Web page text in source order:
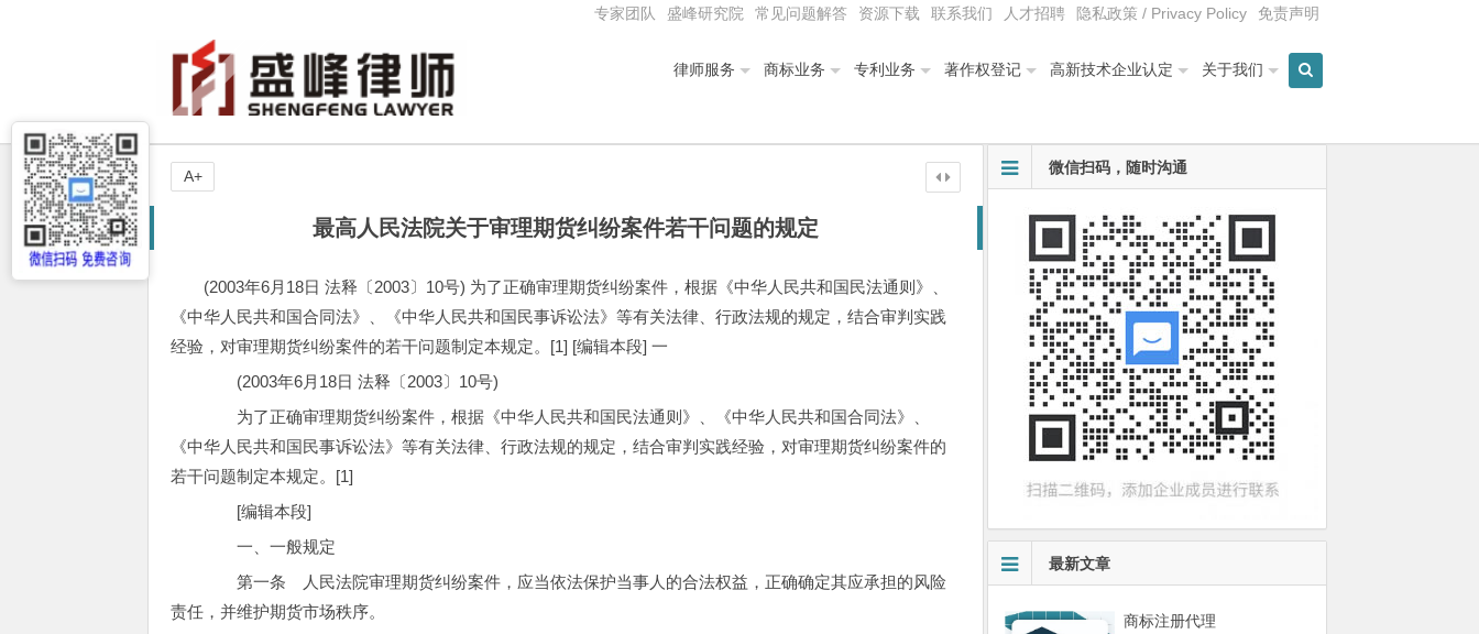
专家团队 盛峰研究院 常见问题解答 资源下载 联系我们 人才招聘 隐私政策 / Privacy Policy 免责声明
律师服务 商标业务 专利业务 著作权登记 高新技术企业认定 关于我们
最高人民法院关于审理期货纠纷案件若干问题的规定
(2003年6月18日 法释〔2003〕10号) 为了正确审理期货纠纷案件，根据《中华人民共和国民法通则》、
《中华人民共和国合同法》、《中华人民共和国民事诉讼法》等有关法律、行政法规的规定，结合审判实践
经验，对审理期货纠纷案件的若干问题制定本规定。[1] [编辑本段] 一
(2003年6月18日 法释〔2003〕10号)
为了正确审理期货纠纷案件，根据《中华人民共和国民法通则》、《中华人民共和国合同法》、
《中华人民共和国民事诉讼法》等有关法律、行政法规的规定，结合审判实践经验，对审理期货纠纷案件的
若干问题制定本规定。[1]
[编辑本段]
一、一般规定
第一条 人民法院审理期货纠纷案件，应当依法保护当事人的合法权益，正确确定其应承担的风险
责任，并维护期货市场秩序。
A+ 微信扫码，随时沟通
最新文章
商标注册代理